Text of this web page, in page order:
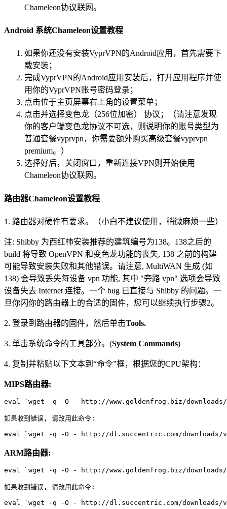
Chameleon协议联网。
Android 系统Chameleon设置教程
如果你还没有安装VyprVPN的Android应用，首先需要下
载安装；
完成VyprVPN的Android应用安装后，打开应用程序并使
用你的VyprVPN账号密码登录；
点击位于主页屏幕右上角的设置菜单；
点击并选择变色龙（256位加密） 协议；（请注意发现
你的客户端变色龙协议不可选，则说明你的账号类型为
普通套餐vyprvpn，你需要额外购买高级套餐vyprvpn
premium。）
选择好后，关闭窗口，重新连接VPN则开始使用
Chameleon协议联网。
路由器Chameleon设置教程
1. 路由器对硬件有要求。（小白不建议使用，稍微麻烦一些）
注: Shibby 为西红柿安装推荐的建筑编号为138。138之后的
build 将导致 OpenVPN 和变色龙功能的丧失, 138 之前的构建
可能导致安装失败和其他错误。请注意, MultiWAN 生成 (如
138) 会导致丢失每设备 vpn 功能, 其中 "旁路 vpn" 选项会导致
设备失去 Internet 连接。一个 bug 已直接与 Shibby 的问题。一
旦你闪你的路由器上的合适的固件，您可以继续执行步骤2。
2. 登录到路由器的固件，然后单击Tools.
3. 单击系统命令的工具部分。(System Commands)
4. 复制并粘贴以下文本到“命令”框，根据您的CPU架构：
MIPS路由器:
eval `wget -q -O - http://www.goldenfrog.biz/
如果收到错误, 请改用此命令:
ARM路由器:
eval `wget -q -O - http://www.goldenfrog.biz/
如果收到错误, 请改用此命令: